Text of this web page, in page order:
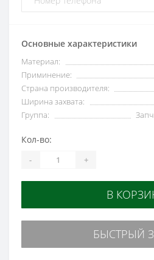
Основные характеристики
Материал:
Приминение:
Страна производителя:
Ширина захвата:
Группа:
Кол-во:
- +
В
БЫСТРЫЙ